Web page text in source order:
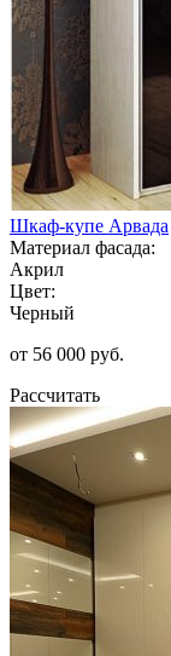
Шкаф-купе Арвада
Материал фасада:
Акрил
Цвет:
Черный
от 56 000 руб.
Рассчитать